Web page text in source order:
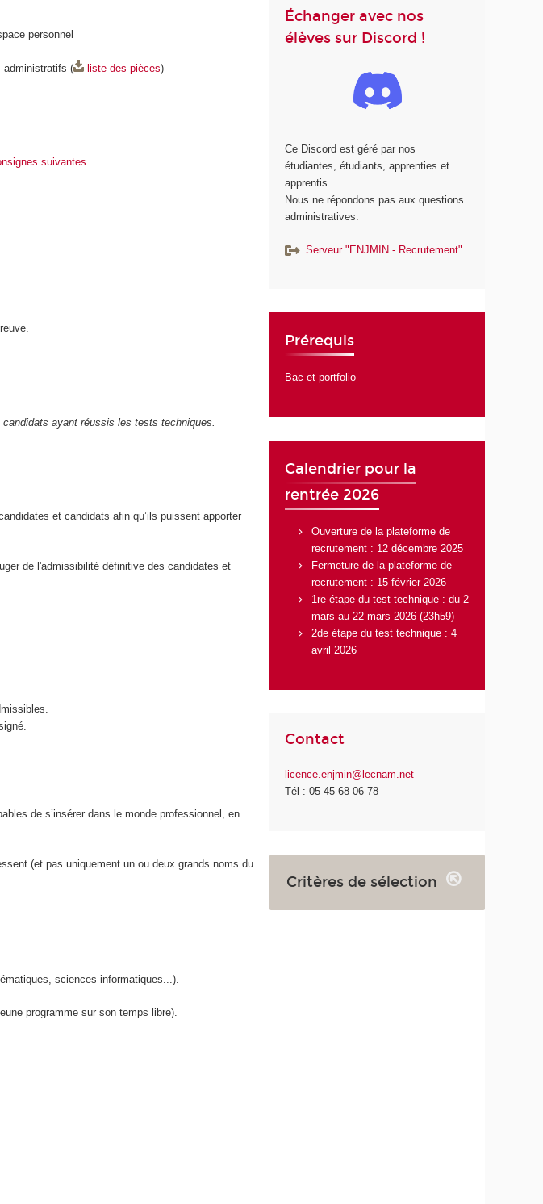
personnel
administratifs (
liste des pièces)
suivantes
ayant réussis les tests techniques.
et candidats afin qu’ils puissent apporter
de l'admissibilité définitive des candidates et
de s’insérer dans le monde professionnel, en
(et pas uniquement un ou deux grands noms du
sciences informatiques...).
programme sur son temps libre).
Échanger avec nos
élèves sur Discord !
Ce Discord est géré par nos
étudiantes, étudiants, apprenties et
apprentis.
Nous ne répondons pas aux questions
administratives.
Serveur "ENJMIN - Recrutement"
Prérequis
Bac et portfolio
Calendrier pour la
rentrée 2026
Ouverture de la plateforme de
recrutement : 12 décembre 2025
Fermeture de la plateforme de
recrutement : 15 février 2026
1re étape du test technique : du 2
mars au 22 mars 2026 (23h59)
2de étape du test technique : 4
avril 2026
Contact
licence.enjmin@lecnam.net
Tél : 05 45 68 06 78
Critères de sélection